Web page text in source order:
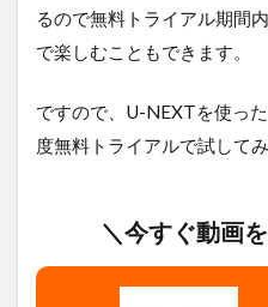
ス
ラ
ム
ッ
グ
$ミ
るので無料トライアル期間
で楽しむこともできます。
ですので、U-NEXTを使っ
度無料トライアルで試して
＼今すぐ動画